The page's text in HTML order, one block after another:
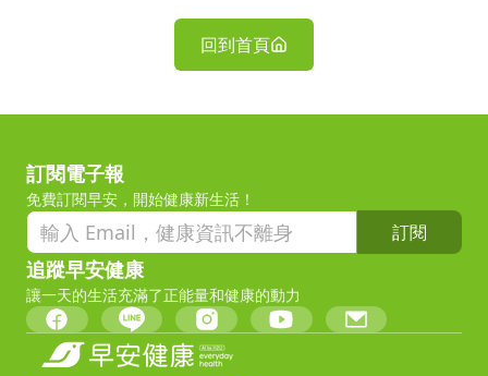
回到首頁
訂閱電子報
免費訂閱早安，開始健康新生活！
訂閱
追蹤早安健康
讓一天的生活充滿了正能量和健康的動力